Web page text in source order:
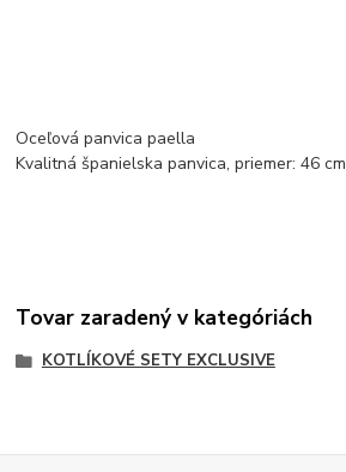
Oceľová panvica paella
Kvalitná španielska panvica, priemer: 46 cm
Tovar zaradený v kategóriách
KOTLÍKOVÉ SETY EXCLUSIVE